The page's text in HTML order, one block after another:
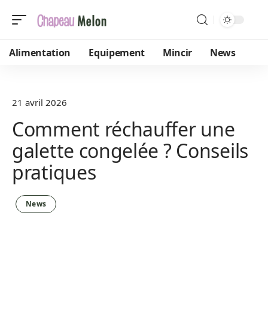
Alimentation Equipement Mincir News
21 avril 2026
Comment réchauffer une
galette congelée ? Conseils
pratiques
News